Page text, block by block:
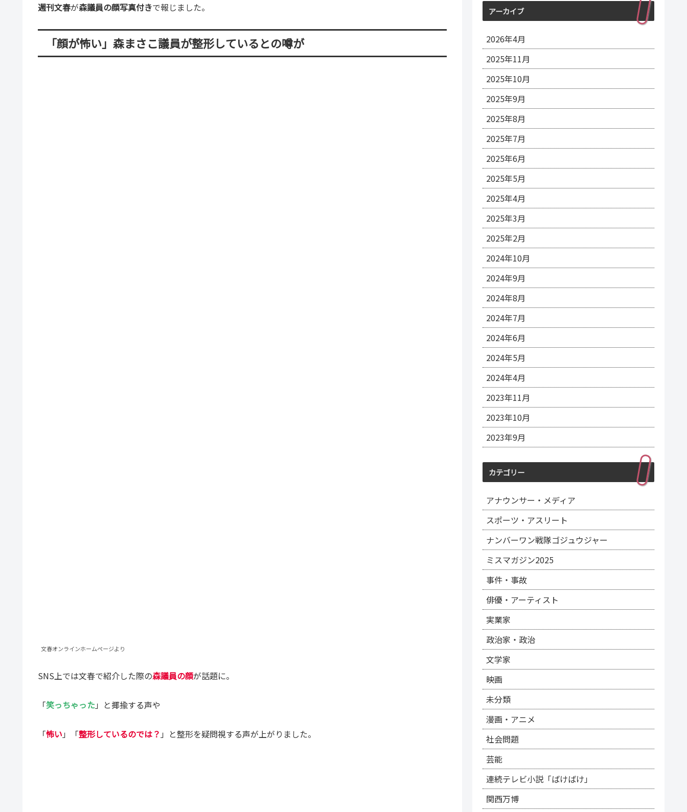
週刊文春が森議員の顔写真付きで報じました。
「顔が怖い」森まさこ議員が整形しているとの噂が
文春オンラインホームページより
SNS上では文春で紹介した際の森議員の顔が話題に。
「笑っちゃった」と揶揄する声や
「怖い 」「整形しているのでは？ 」と整形を疑問視する声が上がりました。
アーカイブ
2026年4月
2025年11月
2025年10月
2025年9月
2025年8月
2025年7月
2025年6月
2025年5月
2025年4月
2025年3月
2025年2月
2024年10月
2024年9月
2024年8月
2024年7月
2024年6月
2024年5月
2024年4月
2023年11月
2023年10月
2023年9月
カテゴリー
アナウンサー・メディア
スポーツ・アスリート
ナンバーワン戦隊ゴジュウジャー
ミスマガジン2025
事件・事故
俳優・アーティスト
実業家
政治家・政治
文学家
映画
未分類
漫画・アニメ
社会問題
芸能
連続テレビ小説「ばけばけ」
関西万博